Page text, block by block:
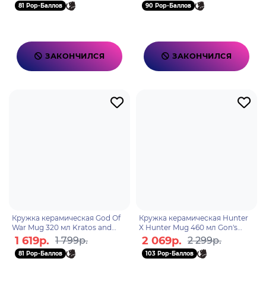
81 Pop-Баллов
ЗАКОНЧИЛСЯ
90 Pop-Баллов
ЗАКОНЧИЛСЯ
Кружка керамическая God Of
War Mug 320 мл Kratos and
Atreus subli box ABYMUGA395
1 619р. 1 799р.
81 Pop-Баллов
Кружка керамическая Hunter
X Hunter Mug 460 мл Gon's
group with box x2
ABYMUGA094
2 069р. 2 299р.
103 Pop-Баллов